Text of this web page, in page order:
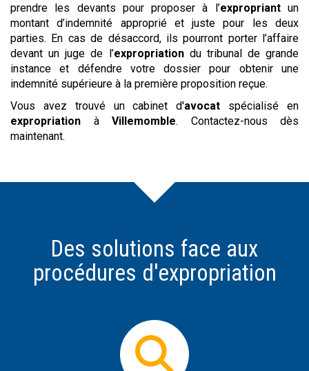
prendre les devants pour proposer à l’expropriantun
montant d’indemnité approprié et juste pour les deux
parties. En cas de désaccord, ils pourront porter l’affaire
devant un juge de l’expropriationdu tribunal de grande
instance et défendre votre dossier pour obtenir une
indemnité supérieure à la première proposition reçue.
Vous avez trouvé un cabinet d'avocat spécialisé en
expropriation à Villemomble. Contactez-nous dès
maintenant.
Des solutions face aux
procédures d'expropriation